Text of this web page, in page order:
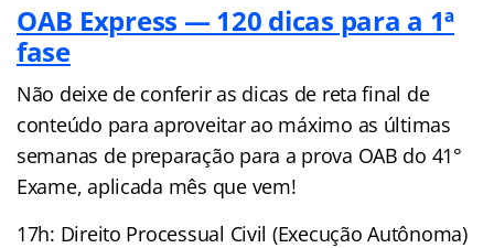
OAB Express — 120 dicas para a 1ª
fase
Não deixe de conferir as dicas de reta final de
conteúdo para aproveitar ao máximo as últimas
semanas de preparação para a prova OAB do 41°
Exame, aplicada mês que vem!
17h: Direito Processual Civil (Execução Autônoma)